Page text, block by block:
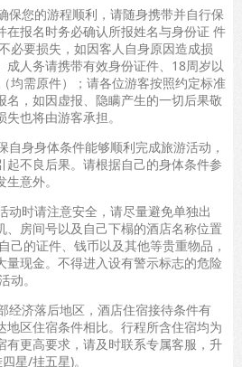
保您的游程顺利，请随身携带并自行保
在报名时务必确认所报姓名与身份证 件
必要损失，如因客人自身原因造成损
成人务请携带有效身份证件、18周岁以
均需原件）；请各位游客按照约定标准
名，如因虚报、隐瞒产生的一切后果敬
也将由游客承担。
自身身体条件能够顺利完成旅游活动，
起不良后果。请根据自己的身体条件参
意外。
动时请注意安全，请尽量避免单独出
、房间号以及自己下榻的酒店名称位置
己的证件、钱币以及其他等贵重物品，
量现金。不得进入设有警示标志的危险
动。
经济落后地区，酒店住宿接待条件有
地区住宿条件相比。行程所含住宿均为
有更高要求，请及时联系专属客服，升
星/挂五星)。